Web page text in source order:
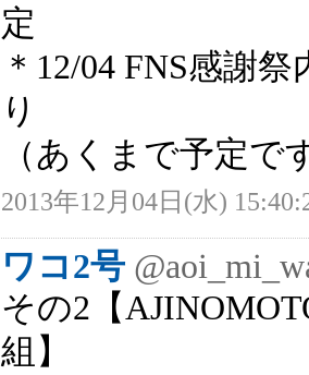
定
＊12/04 FNS感謝
り
（あくまで予定で
2013年12月04日(水)
ワコ2号
その2【
組】